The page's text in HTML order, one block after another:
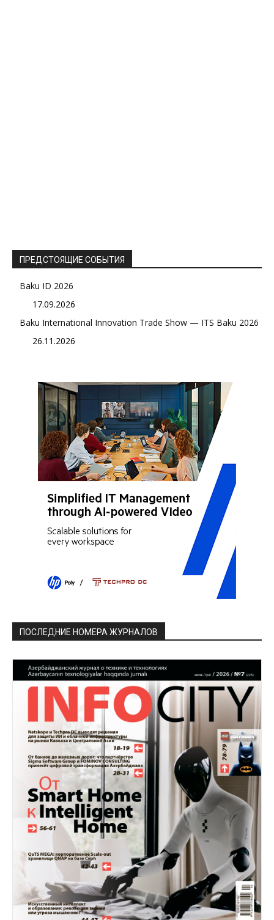
ПРЕДСТОЯЩИЕ СОБЫТИЯ
Baku ID 2026
17.09.2026
Baku International Innovation Trade Show — ITS Baku 2026
26.11.2026
ПОСЛЕДНИЕ НОМЕРА ЖУРНАЛОВ